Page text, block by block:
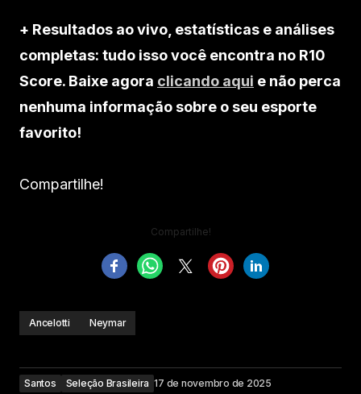
+ Resultados ao vivo, estatísticas e análises
completas: tudo isso você encontra no R10
Score. Baixe agora clicando aqui e não perca
nenhuma informação sobre o seu esporte
favorito!
Compartilhe!
Compartilhe!
Ancelotti Neymar
Santos Seleção Brasileira 17 de novembro de 2025